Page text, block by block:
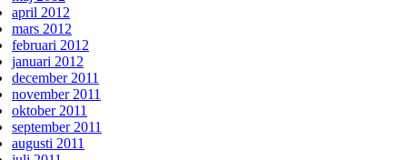
april 2012
mars 2012
februari 2012
januari 2012
december 2011
november 2011
oktober 2011
september 2011
augusti 2011